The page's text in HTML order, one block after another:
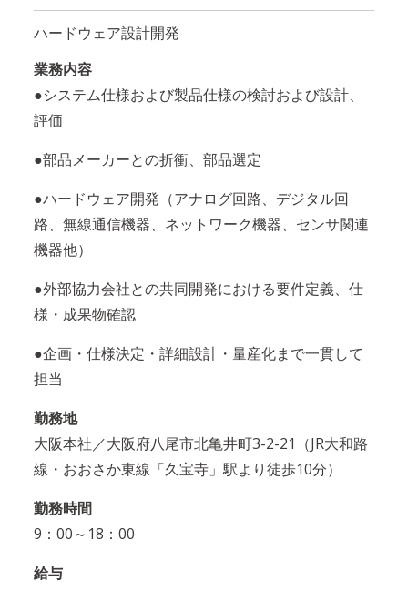
ハードウェア設計開発
業務内容
●システム仕様および製品仕様の検討および設計、
評価
●部品メーカーとの折衝、部品選定
●ハードウェア開発（アナログ回路、デジタル回
路、無線通信機器、ネットワーク機器、センサ関連
機器他）
●外部協力会社との共同開発における要件定義、仕
様・成果物確認
●企画・仕様決定・詳細設計・量産化まで一貫して
担当
勤務地
大阪本社／大阪府八尾市北亀井町3-2-21（JR大和路
線・おおさか東線「久宝寺」駅より徒歩10分）
勤務時間
9：00～18：00
給与